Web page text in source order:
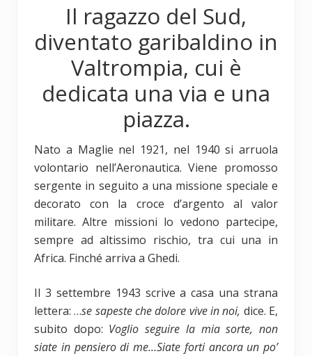
Il ragazzo del Sud,
diventato garibaldino in
Valtrompia, cui è
dedicata una via e una
piazza.
Nato a Maglie nel 1921, nel 1940 si arruola
volontario nell’Aeronautica. Viene promosso
sergente in seguito a una missione speciale e
decorato con la croce d’argento al valor
militare. Altre missioni lo vedono partecipe,
sempre ad altissimo rischio, tra cui una in
Africa. Finché arriva a Ghedi.
Il 3 settembre 1943 scrive a casa una strana
lettera: …se sapeste che dolore vive in noi, dice. E,
subito dopo: Voglio seguire la mia sorte, non
siate in pensiero di me…Siate forti ancora un po’